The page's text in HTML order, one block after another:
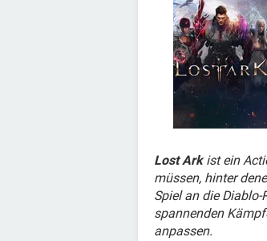
Lost Arkist ein
müssen, hinter
Spiel an die
spannenden
anpassen.